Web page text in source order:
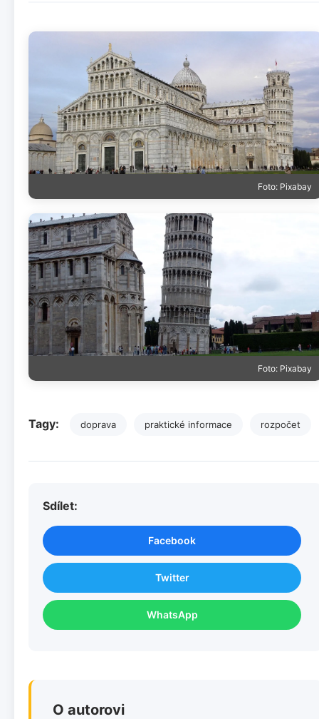
Foto: Pixabay
Foto: Pixabay
Tagy: doprava praktické informace rozpočet
Sdílet:
Facebook
Twitter
WhatsApp
O autorovi